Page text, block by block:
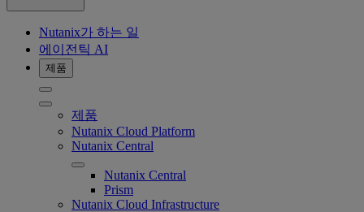
Nutanix가 하는 일
에이전틱 AI
제품
제품
Nutanix Cloud Platform
Nutanix Central
Nutanix Central
Prism
Nutanix Cloud Infrastructure